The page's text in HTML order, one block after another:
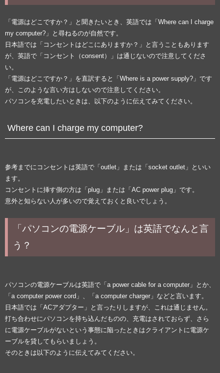
「電源はどこですか？」と聞きたいとき、英語では「Where can I charge
my computer?」と尋ねるのが自然です。
日本語では「コンセントはどこにありますか？」と言うこともあります
が、英語で「コンセント（consent）」は通じないので注意してくださ
い。
「電源はどこですか？」を直訳すると「Where is a power supply?」です
が、このような言い方はしないので注意してください。
パソコンを充電したいときは、以下のように伝えてみてください。
Where can I charge my computer?
参考までにコンセントは英語で「outlet」または「socket outlet」といい
ます。
コンセントに挿す側の方は「plug」または「AC power plug」です。
意外と知らない人が多いので覚えておくと良いでしょう。
「パソコンの電源ケーブル」は英語でなんと言
う？
パソコンの電源ケーブルは英語で「a power cable for a computer」とか、
「a computer power cord」、「a computer charger」などと言います。
日本語では「ACアダプター」と言ったりしますが、これは通じません。
打ち合わせにパソコンを持ち込んだものの、充電はされておらず、さら
に電源ケーブルがないという事態に陥ったときはクライアントに電源ケ
ーブルを貸してもらいましょう。
そのときは以下のように伝えてみてください。